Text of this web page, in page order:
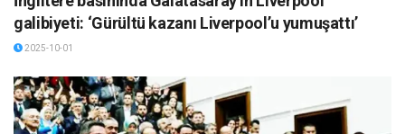
galibiyeti: ‘Gürültü kazanı Liverpool’u yumuşattı’
2025-10-01